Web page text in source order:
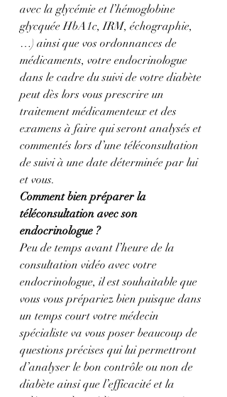
avec la glycémie et l’hémoglobine
glycquée HbA1c, IRM, échographie,
…) ainsi que vos ordonnances de
médicaments, votre endocrinologue
dans le cadre du suivi de votre diabète
peut dès lors vous prescrire un
traitement médicamenteux et des
examens à faire qui seront analysés et
commentés lors d’une téléconsultation
de suivi à une date déterminée par lui
et vous.
Comment bien préparer la
téléconsultation avec son
endocrinologue ?
Peu de temps avant l’heure de la
consultation vidéo avec votre
endocrinologue, il est souhaitable que
vous vous prépariez bien puisque dans
un temps court votre médecin
spécialiste va vous poser beaucoup de
questions précises qui lui permettront
d’analyser le bon contrôle ou non de
diabète ainsi que l’efficacité et la